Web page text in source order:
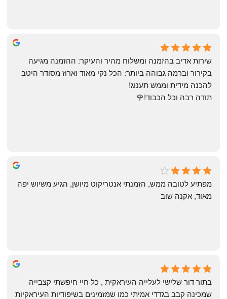
May Azulay
a month ago
michal gottfried
4 months ago
להכנה מידית וממש תענוג!
תודה רבה וכל הכבוד!🌹
שי
4 months ago
מאוד, אקנה שוב